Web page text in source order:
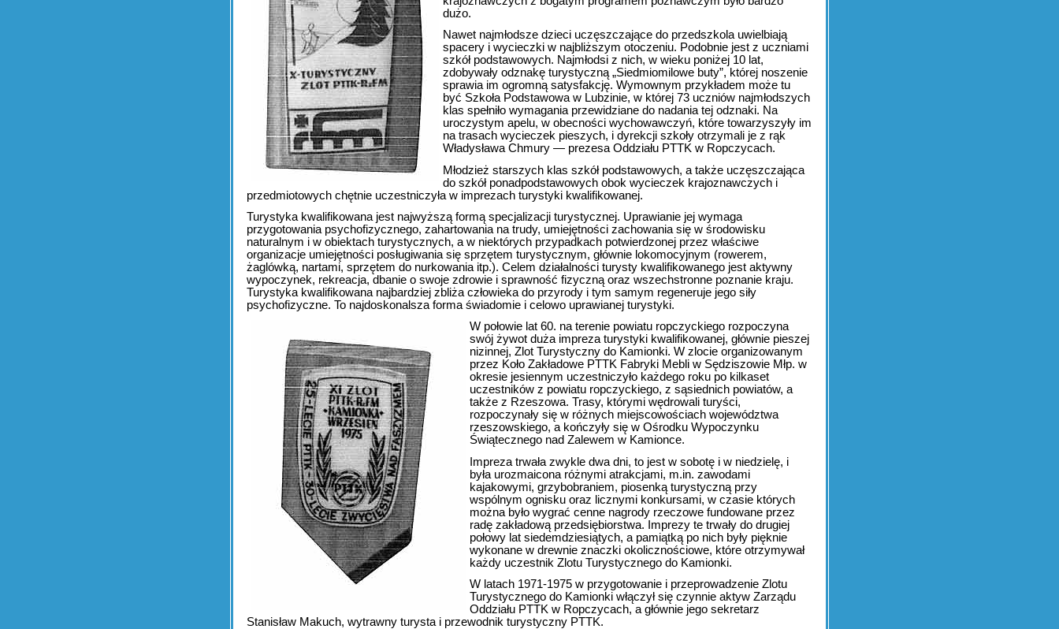
dużo.
Nawet najmłodsze dzieci uczęszczające do przedszkola uwielbiają
spacery i wycieczki w najbliższym otoczeniu. Podobnie jest z uczniami
szkół podstawowych. Najmłodsi z nich, w wieku poniżej 10 lat,
zdobywały odznakę turystyczną „Siedmiomilowe buty”, której noszenie
sprawia im ogromną satysfakcję. Wymownym przykładem może tu
być Szkoła Podstawowa w Lubzinie, w której 73 uczniów najmłodszych
klas spełniło wymagania przewidziane do nadania tej odznaki. Na
uroczystym apelu, w obecności wychowawczyń, które towarzyszyły im
na trasach wycieczek pieszych, i dyrekcji szkoły otrzymali je z rąk
Władysława Chmury — prezesa Oddziału PTTK w Ropczycach.
Młodzież starszych klas szkół podstawowych, a także uczęszczająca
do szkół ponadpodstawowych obok wycieczek krajoznawczych i
przedmiotowych chętnie uczestniczyła w imprezach turystyki kwalifikowanej.
Turystyka kwalifikowana jest najwyższą formą specjalizacji turystycznej. Uprawianie jej wymaga
przygotowania psychofizycznego, zahartowania na trudy, umiejętności zachowania się w środowisku
naturalnym i w obiektach turystycznych, a w niektórych przypadkach potwierdzonej przez właściwe
organizacje umiejętności posługiwania się sprzętem turystycznym, głównie lokomocyjnym (rowerem,
żaglówką, nartami, sprzętem do nurkowania itp.). Celem działalności turysty kwalifikowanego jest aktywny
wypoczynek, rekreacja, dbanie o swoje zdrowie i sprawność fizyczną oraz wszechstronne poznanie kraju.
Turystyka kwalifikowana najbardziej zbliża człowieka do przyrody i tym samym regeneruje jego siły
psychofizyczne. To najdoskonalsza forma świadomie i celowo uprawianej turystyki.
W połowie lat 60. na terenie powiatu ropczyckiego rozpoczyna
swój żywot duża impreza turystyki kwalifikowanej, głównie pieszej
nizinnej, Zlot Turystyczny do Kamionki. W zlocie organizowanym
przez Koło Zakładowe PTTK Fabryki Mebli w Sędziszowie Młp. w
okresie jesiennym uczestniczyło każdego roku po kilkaset
uczestników z powiatu ropczyckiego, z sąsiednich powiatów, a
także z Rzeszowa. Trasy, którymi wędrowali turyści,
rozpoczynały się w różnych miejscowościach województwa
rzeszowskiego, a kończyły się w Ośrodku Wypoczynku
Świątecznego nad Zalewem w Kamionce.
Impreza trwała zwykle dwa dni, to jest w sobotę i w niedzielę, i
była urozmaicona różnymi atrakcjami, m.in. zawodami
kajakowymi, grzybobraniem, piosenką turystyczną przy
wspólnym ognisku oraz licznymi konkursami, w czasie których
można było wygrać cenne nagrody rzeczowe fundowane przez
radę zakładową przedsiębiorstwa. Imprezy te trwały do drugiej
połowy lat siedemdziesiątych, a pamiątką po nich były pięknie
wykonane w drewnie znaczki okolicznościowe, które otrzymywał
każdy uczestnik Zlotu Turystycznego do Kamionki.
W latach 1971-1975 w przygotowanie i przeprowadzenie Zlotu
Turystycznego do Kamionki włączył się czynnie aktyw Zarządu
Oddziału PTTK w Ropczycach, a głównie jego sekretarz
Stanisław Makuch, wytrawny turysta i przewodnik turystyczny PTTK.